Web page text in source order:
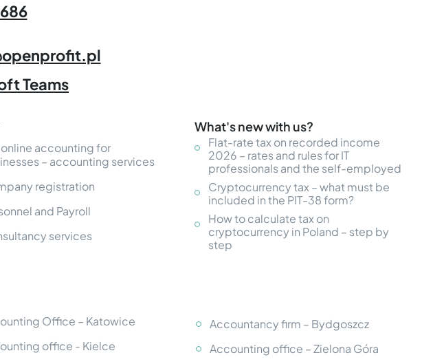
Teams
online accounting for
– accounting services
registration
and Payroll
services
What's new with us?
Flat-rate tax on recorded income
2026 – rates and rules for IT
professionals and the self-employed
Cryptocurrency tax – what must be
included in the PIT-38 form?
How to calculate tax on
cryptocurrency in Poland – step by
step
Office – Katowice
office - Kielce
Accountancy firm – Bydgoszcz
Accounting office – Zielona Góra